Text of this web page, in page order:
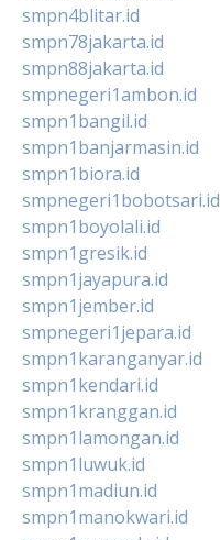
smpn4blitar.id
smpn78jakarta.id
smpn88jakarta.id
smpnegeri1ambon.id
smpn1bangil.id
smpn1banjarmasin.id
smpn1biora.id
smpnegeri1bobotsari.id
smpn1boyolali.id
smpn1gresik.id
smpn1jayapura.id
smpn1jember.id
smpnegeri1jepara.id
smpn1karanganyar.id
smpn1kendari.id
smpn1kranggan.id
smpn1lamongan.id
smpn1luwuk.id
smpn1madiun.id
smpn1manokwari.id